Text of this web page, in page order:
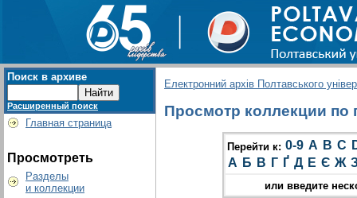
Поиск в архиве
Расширенный поиск
Главная страница
Просмотреть
Разделы
и коллекции
Електронний архів Полтавського
Просмотр коллекции по
Перейти к: 0-9 A B C
А Б В Г Ґ Д Е Є Ж
или введите